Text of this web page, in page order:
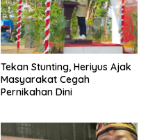
Tekan Stunting, Heriyus Ajak
Masyarakat Cegah
Pernikahan Dini